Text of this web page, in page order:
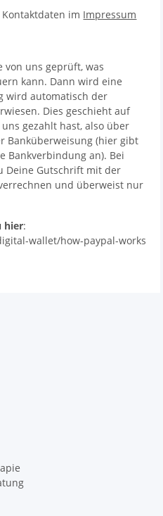
im Impressum
von uns geprüft, was
kann. Dann wird eine
wird automatisch der
Dies geschieht auf
gezahlt hast, also über
Banküberweisung (hier gibt
Bankverbindung an). Bei
Deine Gutschrift mit der
und überweist nur
hier:
wallet/how-paypal-works